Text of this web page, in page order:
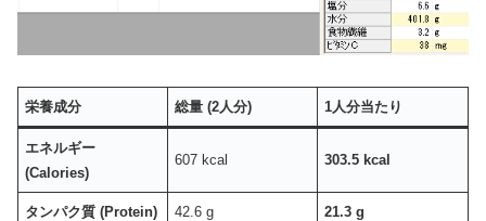
栄養成分 総量 (2人分) 1人分当たり
エネルギー
(Calories)
607 kcal 303.5 kcal
タンパク質 (Protein) 42.6 g 21.3 g